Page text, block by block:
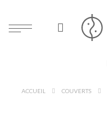
ACCUEIL COUVERTS